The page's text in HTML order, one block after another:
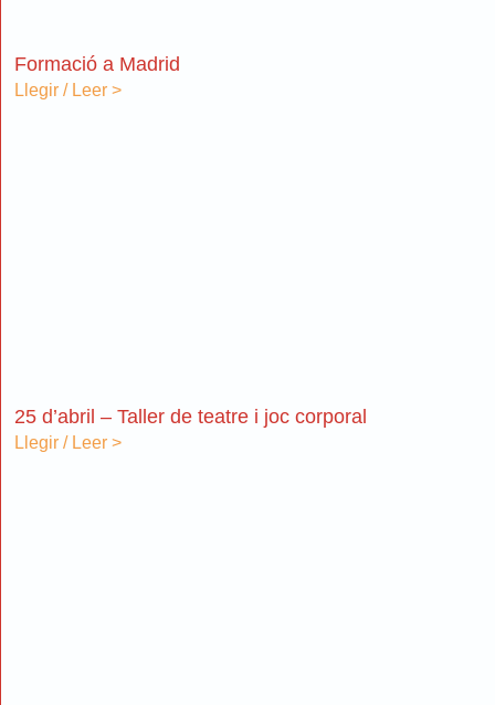
Formació a Madrid
Llegir / Leer >
25 d’abril – Taller de teatre i joc corporal
Llegir / Leer >